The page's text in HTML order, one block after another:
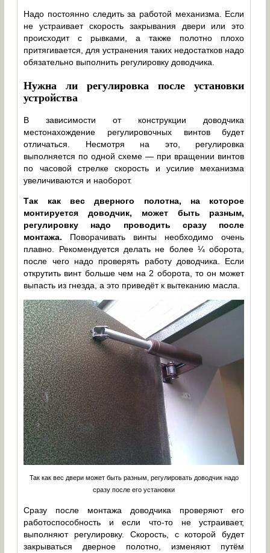
Надо постоянно следить за работой механизма. Если
не устраивает скорость закрывания двери или это
происходит с рывками, а также полотно плохо
притягивается, для устранения таких недостатков надо
обязательно выполнить регулировку доводчика.
Нужна ли регулировка после установки
устройства
В зависимости от конструкции доводчика
местонахождение регулировочных винтов будет
отличаться. Несмотря на это, регулировка
выполняется по одной схеме — при вращении винтов
по часовой стрелке скорость и усилие механизма
увеличиваются и наоборот.
Так как вес дверного полотна, на которое
монтируется доводчик, может быть разным,
регулировку надо проводить сразу после
монтажа. Поворачивать винты необходимо очень
плавно. Рекомендуется делать не более ¼ оборота,
после чего надо проверять работу доводчика. Если
открутить винт больше чем на 2 оборота, то он может
выпасть из гнезда, а это приведёт к вытеканию масла.
Так как вес двери может быть разным, регулировать доводчик надо
сразу после его установки
Сразу после монтажа доводчика проверяют его
работоспособность и если что-то не устраивает,
выполняют регулировку. Скорость, с которой будет
закрываться дверное полотно, изменяют путём